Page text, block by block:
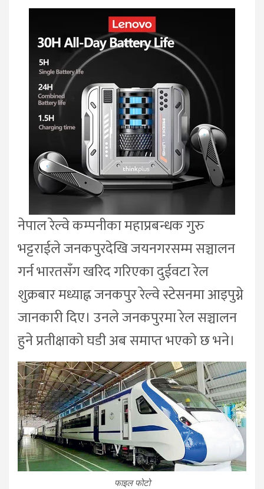
नेपाल रेल्वे कम्पनीका महाप्रबन्धक गुरु
भट्टराईले जनकपुरदेखि जयनगरसम्म सञ्चालन
गर्न भारतसँग खरिद गरिएका दुईवटा रेल
शुक्रबार मध्याह्न जनकपुर रेल्वे स्टेसनमा आइपुग्ने
जानकारी दिए। उनले जनकपुरमा रेल सञ्चालन
हुने प्रतीक्षाको घडी अब समाप्त भएको छ भने।
फाइल फोटो